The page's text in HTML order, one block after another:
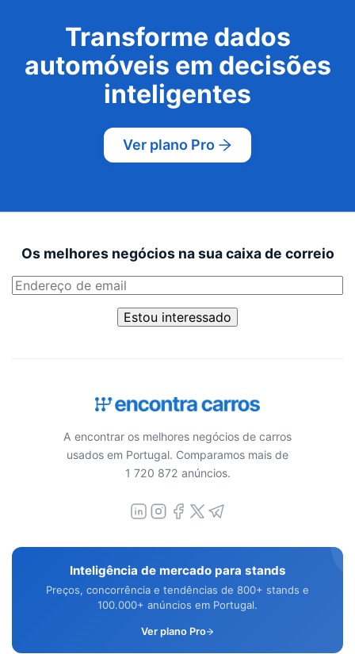
Transforme dados
automóveis em decisões
inteligentes
Ver plano Pro
Os melhores negócios na sua caixa de correio
Estou interessado
A encontrar os melhores negócios de carros
usados em Portugal. Comparamos mais de
1 720 872 anúncios.
Inteligência de mercado para stands
Preços, concorrência e tendências de 800+ stands e
100.000+ anúncios em Portugal.
Ver plano Pro